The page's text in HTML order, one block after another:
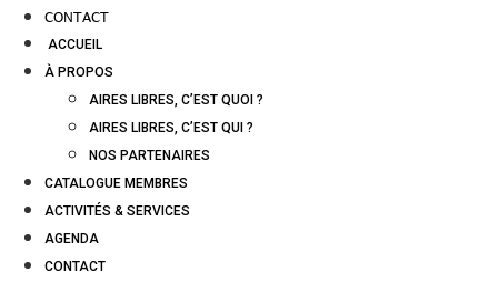
CONTACT
ACCUEIL
À PROPOS
AIRES LIBRES, C’EST QUOI ?
AIRES LIBRES, C’EST QUI ?
NOS PARTENAIRES
CATALOGUE MEMBRES
ACTIVITÉS & SERVICES
AGENDA
CONTACT